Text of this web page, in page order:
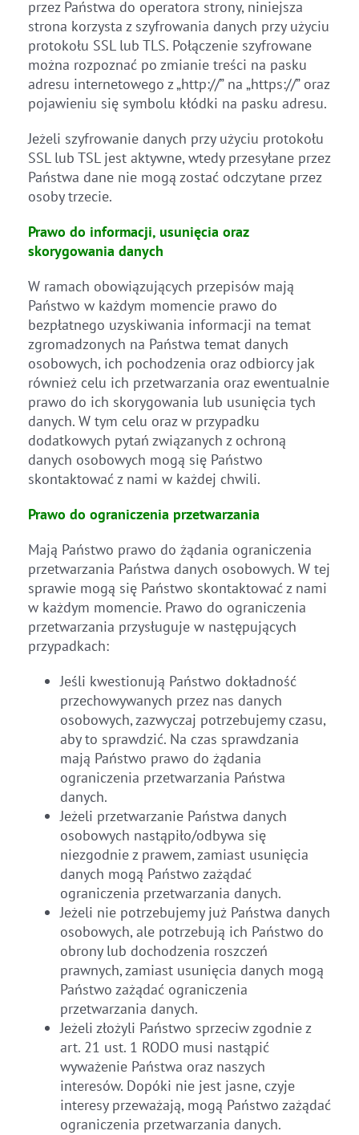
przez Państwa do operatora strony, niniejsza
strona korzysta z szyfrowania danych przy użyciu
protokołu SSL lub TLS. Połączenie szyfrowane
można rozpoznać po zmianie treści na pasku
adresu internetowego z „http://” na „https://” oraz
pojawieniu się symbolu kłódki na pasku adresu.
Jeżeli szyfrowanie danych przy użyciu protokołu
SSL lub TSL jest aktywne, wtedy przesyłane przez
Państwa dane nie mogą zostać odczytane przez
osoby trzecie.
Prawo do informacji, usunięcia oraz
skorygowania danych
W ramach obowiązujących przepisów mają
Państwo w każdym momencie prawo do
bezpłatnego uzyskiwania informacji na temat
zgromadzonych na Państwa temat danych
osobowych, ich pochodzenia oraz odbiorcy jak
również celu ich przetwarzania oraz ewentualnie
prawo do ich skorygowania lub usunięcia tych
danych. W tym celu oraz w przypadku
dodatkowych pytań związanych z ochroną
danych osobowych mogą się Państwo
skontaktować z nami w każdej chwili.
Prawo do ograniczenia przetwarzania
Mają Państwo prawo do żądania ograniczenia
przetwarzania Państwa danych osobowych. W tej
sprawie mogą się Państwo skontaktować z nami
w każdym momencie. Prawo do ograniczenia
przetwarzania przysługuje w następujących
przypadkach:
Jeśli kwestionują Państwo dokładność
przechowywanych przez nas danych
osobowych, zazwyczaj potrzebujemy czasu,
aby to sprawdzić. Na czas sprawdzania
mają Państwo prawo do żądania
ograniczenia przetwarzania Państwa
danych.
Jeżeli przetwarzanie Państwa danych
osobowych nastąpiło/odbywa się
niezgodnie z prawem, zamiast usunięcia
danych mogą Państwo zażądać
ograniczenia przetwarzania danych.
Jeżeli nie potrzebujemy już Państwa danych
osobowych, ale potrzebują ich Państwo do
obrony lub dochodzenia roszczeń
prawnych, zamiast usunięcia danych mogą
Państwo zażądać ograniczenia
przetwarzania danych.
Jeżeli złożyli Państwo sprzeciw zgodnie z
art. 21 ust. 1 RODO musi nastąpić
wyważenie Państwa oraz naszych
interesów. Dopóki nie jest jasne, czyje
interesy przeważają, mogą Państwo zażądać
ograniczenia przetwarzania danych.